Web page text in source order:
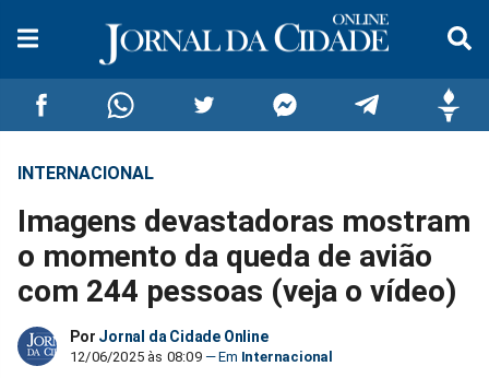
Compartilhar
no
Facebook
Compartilhar
no
Whatsapp
no
Twitter
no
Messenger
no
Telegram
no
Gettr
INTERNACIONAL
Imagens devastadoras mostram
o momento da queda de avião
com 244 pessoas (veja o vídeo)
Por Jornal da Cidade Online
12/06/2025 às 08:09 Internacional